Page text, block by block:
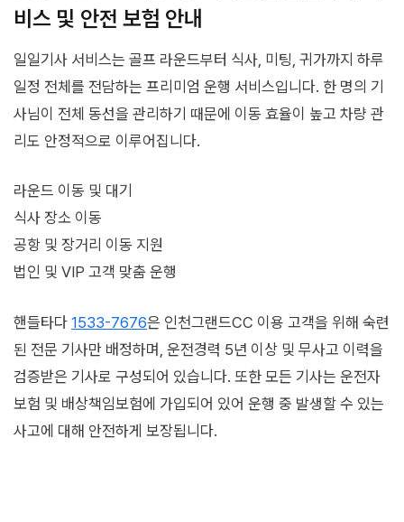
비스 및 안전 보험 안내
일일기사 서비스는 골프 라운드부터 식사, 미팅, 귀가까지 하루
일정 전체를 전담하는 프리미엄 운행 서비스입니다. 한 명의 기
사님이 전체 동선을 관리하기 때문에 이동 효율이 높고 차량 관
리도 안정적으로 이루어집니다.
라운드 이동 및 대기
식사 장소 이동
공항 및 장거리 이동 지원
법인 및 VIP 고객 맞춤 운행
핸들타다 1533-7676은 인천그랜드CC 이용 고객을 위해 숙련
된 전문 기사만 배정하며, 운전경력 5년 이상 및 무사고 이력을
검증받은 기사로 구성되어 있습니다. 또한 모든 기사는 운전자
보험 및 배상책임보험에 가입되어 있어 운행 중 발생할 수 있는
사고에 대해 안전하게 보장됩니다.